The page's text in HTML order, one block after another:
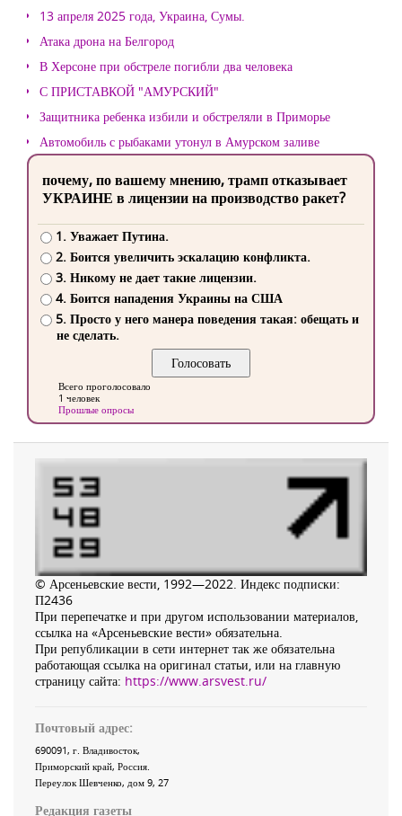
13 апреля 2025 года, Украина, Сумы.
Атака дрона на Белгород
В Херсоне при обстреле погибли два человека
С ПРИСТАВКОЙ "АМУРСКИЙ"
Защитника ребенка избили и обстреляли в Приморье
Автомобиль с рыбаками утонул в Амурском заливе
почему, по вашему мнению, трамп отказывает
УКРАИНЕ в лицензии на производство ракет?
1. Уважает Путина.
2. Боится увеличить эскалацию конфликта.
3. Никому не дает такие лицензии.
4. Боится нападения Украины на США
5. Просто у него манера поведения такая: обещать и
не сделать.
Всего проголосовало
1 человек
Прошлые опросы
© Арсеньевские вести, 1992—2022. Индекс подписки:
П2436
При перепечатке и при другом использовании материалов,
ссылка на «Арсеньевские вести» обязательна.
При републикации в сети интернет так же обязательна
работающая ссылка на оригинал статьи, или на главную
страницу сайта: https://www.arsvest.ru/
Почтовый адрес:
690091, г. Владивосток,
Приморский край, Россия
Переулок Шевченко, дом 9, 27
Редакция газеты